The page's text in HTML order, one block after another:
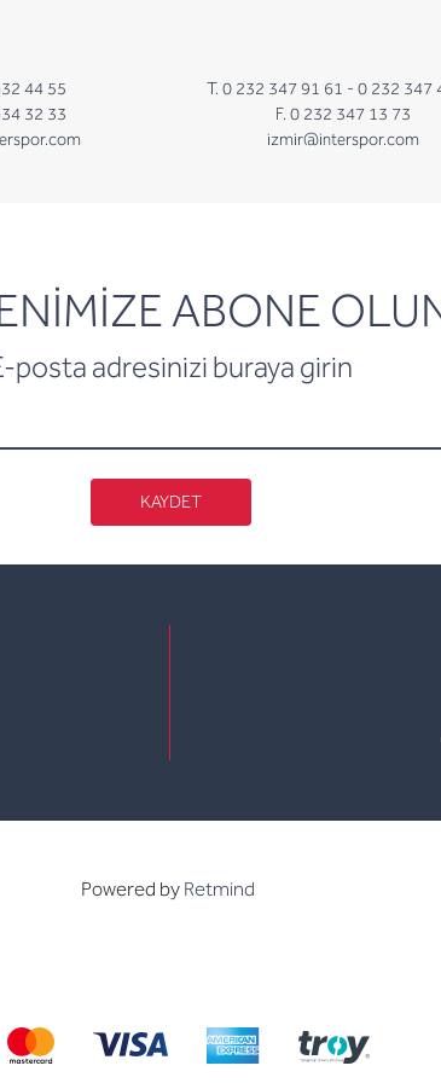
44 55
32 33
T. 0 232 347 91 61 - 0 232 347
F. 0 232 347 13 73
izmir@interspor.com
ABONE
posta adresinizi buraya girin
newsletter
KAYDET
Powered by Retmind